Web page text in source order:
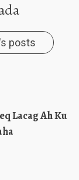
posts
Lacag Ah Ku